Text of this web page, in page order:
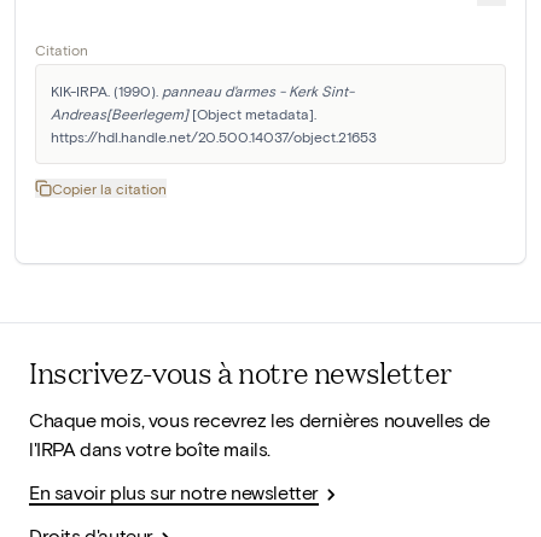
Citation
KIK-IRPA. (1990). panneau d'armes - Kerk Sint-
Andreas[Beerlegem] [Object metadata].
https://hdl.handle.net/20.500.14037/object.21653
Copier la citation
Inscrivez-vous à notre newsletter
Chaque mois, vous recevrez les dernières nouvelles de
l'IRPA dans votre boîte mails.
En savoir plus sur notre newsletter